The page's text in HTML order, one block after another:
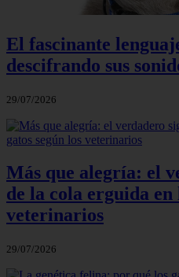
El fascinante
descifrando sus
29/07/2026
Más que alegría: el
de la cola erguida en
veterinarios
29/07/2026